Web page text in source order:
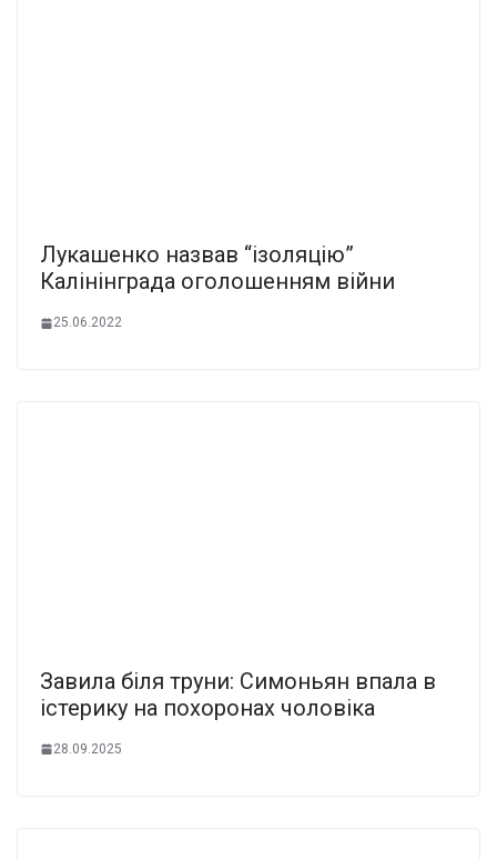
Лукашенко назвав “ізоляцію”
Калінінграда оголошенням війни
25.06.2022
Завила біля труни: Симоньян впала в
істерику на похоронах чоловіка
28.09.2025